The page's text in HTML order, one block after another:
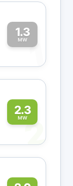
1.3
MW1
2.3
MW2